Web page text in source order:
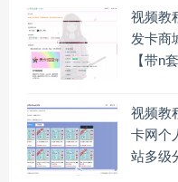
视频教
发卡商
【带n
视频教
卡网个
站多级